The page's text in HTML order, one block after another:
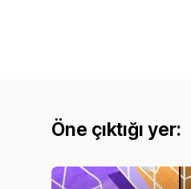
Öne çıktığı yer: